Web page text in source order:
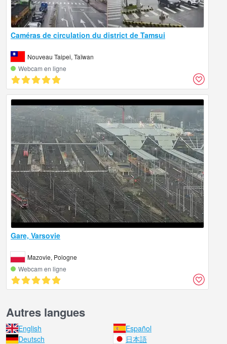
Caméras de circulation du district de Tamsui
Nouveau Taipei, Taïwan
Webcam en ligne
Gare, Varsovie
Mazovie, Pologne
Webcam en ligne
Autres langues
English
Español
Deutsch
日本語